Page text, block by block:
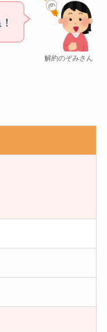
解約のぞみさん